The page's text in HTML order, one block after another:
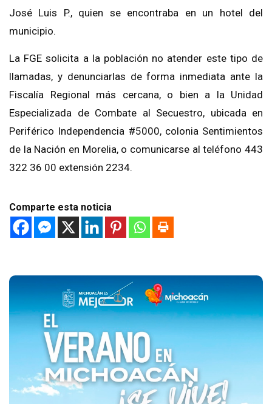
José Luis P., quien se encontraba en un hotel del
municipio.
La FGE solicita a la población no atender este tipo de
llamadas, y denunciarlas de forma inmediata ante la
Fiscalía Regional más cercana, o bien a la Unidad
Especializada de Combate al Secuestro, ubicada en
Periférico Independencia #5000, colonia Sentimientos
de la Nación en Morelia, o comunicarse al teléfono 443
322 36 00 extensión 2234.
Comparte esta noticia